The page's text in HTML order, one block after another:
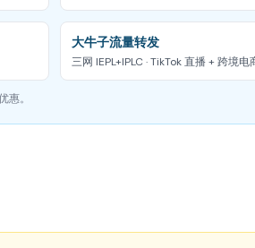
大牛子流量转发
三网 IEPL+IPLC · TikTok 直播 + 跨境电
。